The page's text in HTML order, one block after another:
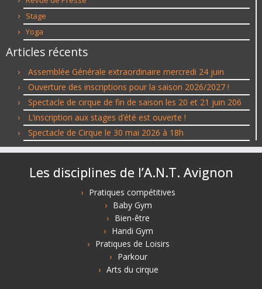
Stage
Yoga
Articles récents
Assemblée Générale extraordinaire mercredi 24 juin
Ouverture des inscriptions pour la saison 2026/2027 !
Spectacle de cirque de fin de saison les 20 et 21 juin 206
L’inscription aux stages d’été est ouverte !
Spectacle de Cirque le 30 mai 2026 à 18h
Les disciplines de l’A.N.T. Avignon
Pratiques compétitives
Baby Gym
Bien-être
Handi Gym
Pratiques de Loisirs
Parkour
Arts du cirque